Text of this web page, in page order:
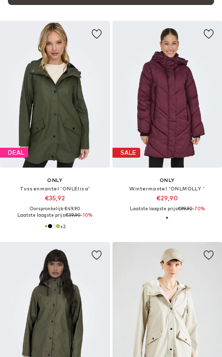
DEAL
ONLY
Tussenmantel 'ONLElisa'
€35,92
Oorspronkelijk: €49,90
Laatste laagste prijs:€39,90-10%
+2
SALE
ONLY
Wintermantel 'ONLMOLLY '
€29,90
Laatste laagste prijs:€99,90-70%